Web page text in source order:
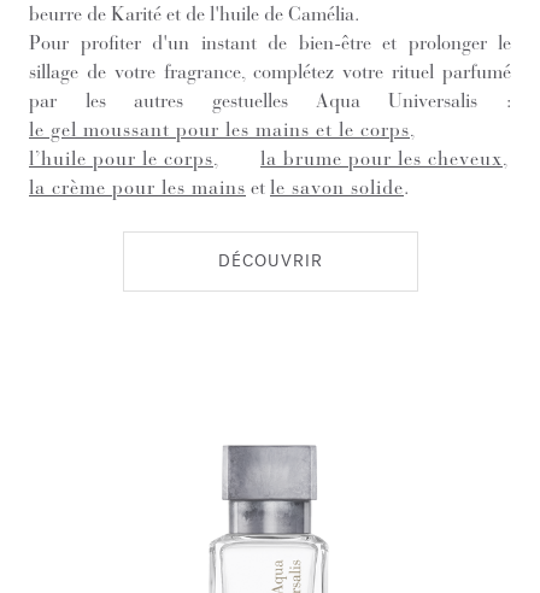
beurre de Karité et de l'huile de Camélia.
Pour profiter d'un instant de bien-être et prolonger le
sillage de votre fragrance, complétez votre rituel parfumé
par les autres gestuelles Aqua Universalis :
le gel moussant pour les mains et le corps
l’huile pour le corps
la brume pour les cheveux
la crème pour les mains et le savon solide.
DÉCOUVRIR